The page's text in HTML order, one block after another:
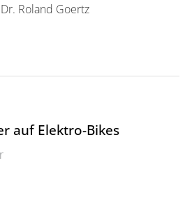
Roland Goertz
Struktur des
auf Elektro-Bikes
Bikes